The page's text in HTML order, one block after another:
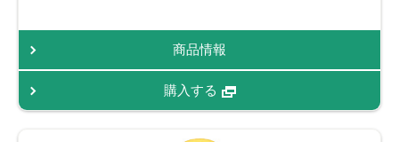
商品情報
購入する